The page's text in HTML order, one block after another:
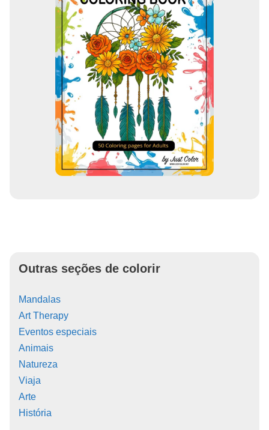
Outras seções de colorir
Mandalas
Art Therapy
Eventos especiais
Animais
Natureza
Viaja
Arte
História